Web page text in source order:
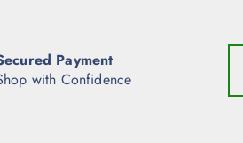
Payment
with Confidence